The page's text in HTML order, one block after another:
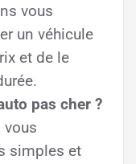
vous
un véhicule
et de le
pas cher ?
vous
simples et